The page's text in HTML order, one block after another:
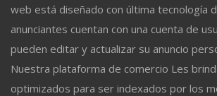
web está diseñado con última tecnología
anunciantes cuentan con una cuenta de
pueden editar y actualizar su anuncio
Nuestra plataforma de comercio Les
optimizados para ser indexados por los